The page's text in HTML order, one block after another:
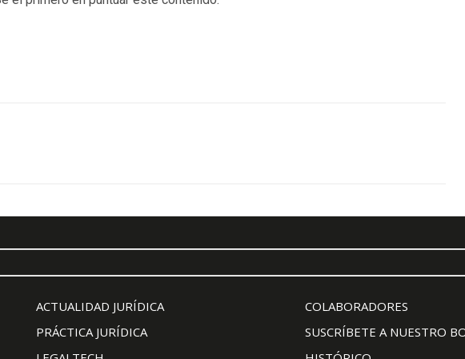
ACTUALIDAD JURÍDICA
PRÁCTICA JURÍDICA
COLABORADORES
SUSCRÍBETE A NUESTRO